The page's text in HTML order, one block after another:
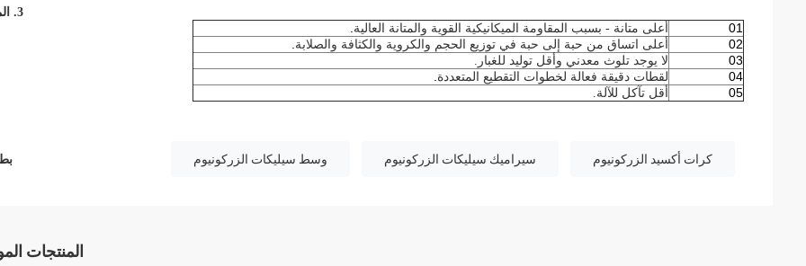
3. الميزة
01 أعلى متانة - بسبب المقاومة الميكانيكية القوية والمتانة العالية
02
أعلى اتساق من حبة إلى حبة في توزيع الحجم والكروية والكثافة والصلابة
03
لا يوجد تلوث معدني وأقل توليد للغبار.
04 لقطات دقيقة فعالة لخطوات التقطيع المتعددة
05
أقل تآكل للآلة.
كرات أكسيد الزركونيوم سيراميك سيليكات الزركونيوم وسط سيليكات الزركونيوم
المنتجات